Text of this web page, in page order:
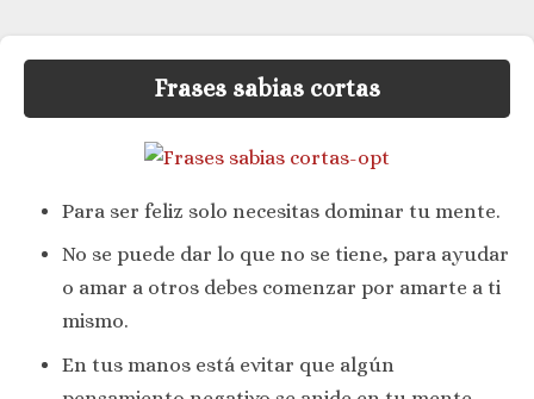
Frases sabias cortas
Para ser feliz solo necesitas dominar tu mente.
No se puede dar lo que no se tiene, para ayudar
o amar a otros debes comenzar por amarte a ti
mismo.
En tus manos está evitar que algún